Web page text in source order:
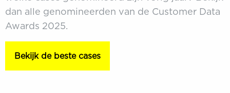
dan alle genomineerden van de Customer Data
Awards 2025.
Bekijk de beste cases